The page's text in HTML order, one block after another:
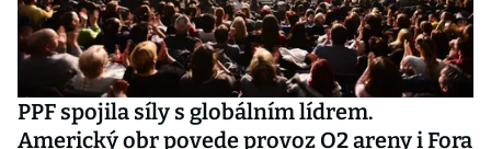
PPF spojila síly s globálním lídrem.
Americký obr povede provoz O2 areny i Fora